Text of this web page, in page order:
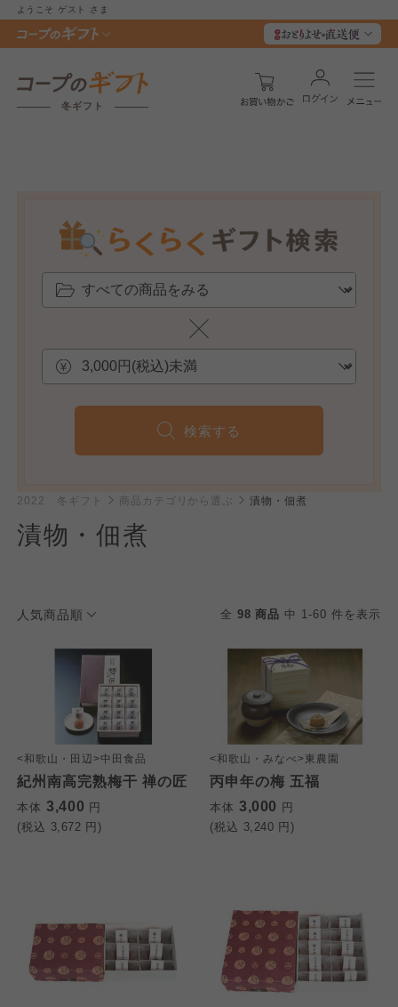
ようこそ ゲスト さま
冬ギフト
検索する
2022 冬ギフト 商品カテゴリから選ぶ 漬物・佃煮
漬物・佃煮
人気商品順 全 98 商品 中 1-60 件を表示
<和歌山・田辺>中田食品
紀州南高完熟梅干 禅の匠
本体 3,400 円
(税込 3,672 円)
<和歌山・みなべ>東農園
丙申年の梅 五福
本体 3,000 円
(税込 3,240 円)